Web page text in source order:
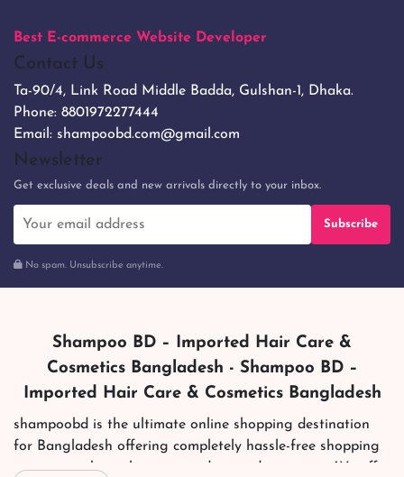
Best E-commerce Website Developer
Contact Us
Ta-90/4, Link Road Middle Badda, Gulshan-1, Dhaka.
Phone: 8801972277444
Email: shampoobd.com@gmail.com
Newsletter
Get exclusive deals and new arrivals directly to your inbox.
Subscribe
No spam. Unsubscribe anytime.
Shampoo BD – Imported Hair Care &
Cosmetics Bangladesh - Shampoo BD –
Imported Hair Care & Cosmetics Bangladesh
shampoobd is the ultimate online shopping destination
for Bangladesh offering completely hassle-free shopping
experience through secure and trusted gateways. We offer